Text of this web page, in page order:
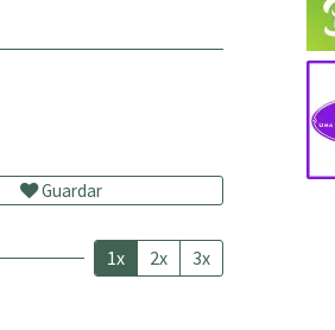
Guardar
1x 2x 3x